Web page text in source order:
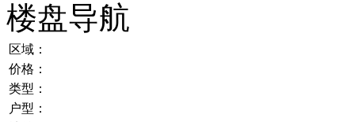
楼盘导航
区域：
价格：
类型：
户型：